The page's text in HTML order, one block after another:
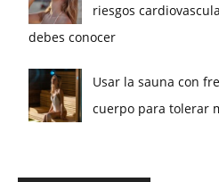
riesgos
debes conocer
Usar la sauna con
cuerpo para tolerar